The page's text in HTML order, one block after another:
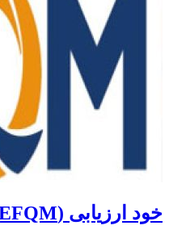
خود ارزیابی (EFQM)